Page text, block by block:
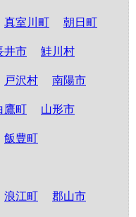
真室川町 朝日町
井市 鮭川村
戸沢村 南陽市
鷹町 山形市
飯豊町
浪江町 郡山市